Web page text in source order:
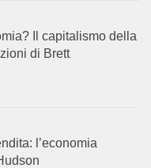
Il capitalismo della
di Brett
l’economia